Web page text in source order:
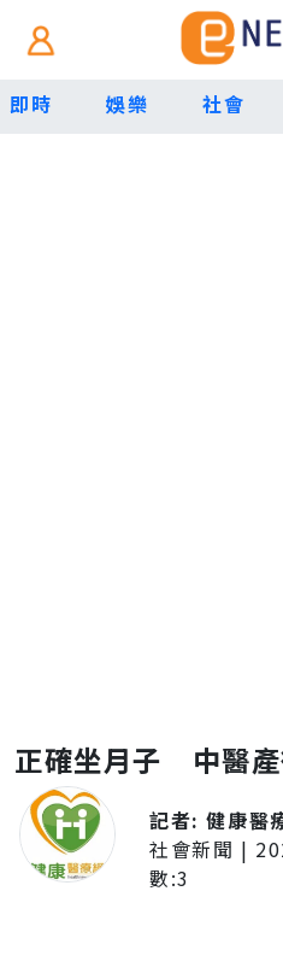
即時 娛樂 社會
正確坐月子 中醫產
記者:健康醫
社會新聞 |
數:3